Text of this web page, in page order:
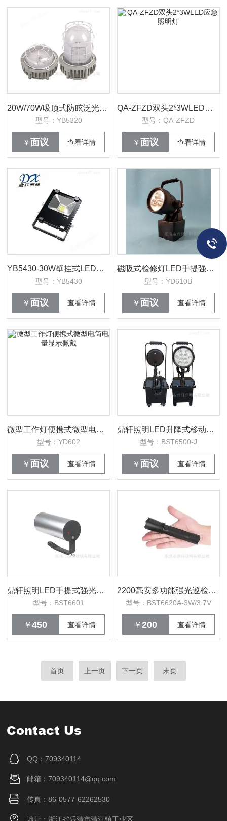
20W/70W吸顶式防眩泛光灯车间隧道平台灯
型号：YB5320
￥ 面议 查看详情
QA-ZFZD双头2*3WLED应急照明灯
型号：QA-ZFZD
￥ 面议 查看详情
YB5430-30W壁挂式LED泛光灯生产厂家
型号：YB5430
￥ 面议 查看详情
磁吸式检修灯LED手提强光灯9W检修探照灯
型号：YD610B
￥ 面议 查看详情
微型工作灯便携式微型电筒电量显示佩戴
型号：YD602
￥ 面议 查看详情
鼎轩照明LED升降式移动强光灯30W蓄电池
型号：BST6500-J
￥ 面议 查看详情
鼎轩照明LED手提式强光灯9W应急探照灯
型号：BST6601
￥450 查看详情
2200毫安多功能强光巡检手电筒设备检修夜间
型号：BST6620A-3W/3.7V
￥200 查看详情
首页 上一页 下一页 末页
Contact Us
QQ：709340114
邮箱：709340114@qq.com
传真：86-0577-62262530